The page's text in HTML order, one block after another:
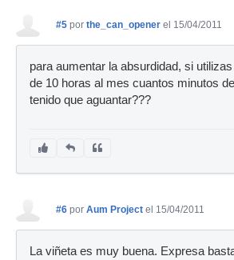
#5 por the_can_opener el 15/04/2011
para aumentar la absurdidad, si
de 10 horas al mes cuantos minutos
tenido que aguantar???
#6 por Aum Project el 15/04/2011
La viñeta es muy buena. Expresa